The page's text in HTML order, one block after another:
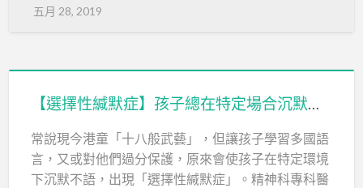
▲ 19歲的陳樂男與媽媽Anita感情要好。（曾有為
兒子小時候不懂說話，至1、2歲也沒有言語能力，1
歡看它們在轉。當時帶兒子看醫生排期評估，被診斷
出有嚴重自閉症及智障。
五月 28, 2019
【選擇性緘默症】孩子總在特定場合沉默？可能是因為學了太多語言
常說現今港童「十八般武藝」，但讓孩子學習多國語
言，又或對他們過分保護，原來會使孩子在特定環境
下沉默不語，出現「選擇性緘默症」。精神科專科醫